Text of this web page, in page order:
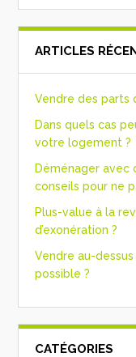
ARTICLES
Vendre des parts
Dans quels cas
votre logement ?
Déménager avec
conseils pour ne
Plus-value à la
d’exonération ?
Vendre au-
possible ?
CATÉGORIES